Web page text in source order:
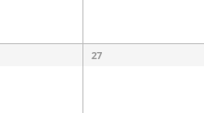
27